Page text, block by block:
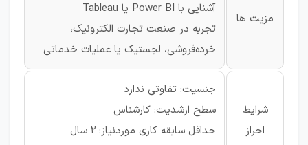
مزیت ها
آشنایی با Power BI یا Tableau
تجربه در صنعت تجارت الکترونیک،
خرده‌فروشی، لجستیک یا عملیات خدماتی
شرایط
احراز
جنسیت: تفاوتی ندارد
سطح ارشدیت: کارشناس
حداقل سابقه کاری موردنیاز: 2 سال